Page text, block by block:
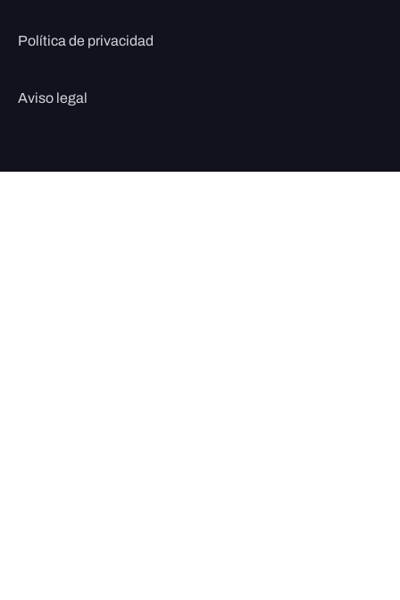
Política de privacidad
Aviso legal